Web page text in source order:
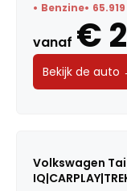
Carrosserie
Transmissie
Kleur
Benzine
vanaf €
Bekijk de auto
Volkswagen